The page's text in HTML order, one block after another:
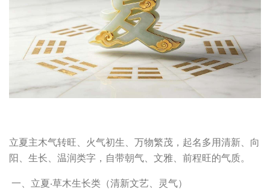
立夏主木气转旺、火气初生、万物繁茂，起名多用清新、向
阳、生长、温润类字，自带朝气、文雅、前程旺的气质。
一、立夏·草木生长类（清新文艺、灵气）